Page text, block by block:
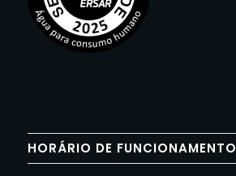
HORÁRIO DE FUNCIONAMENTO